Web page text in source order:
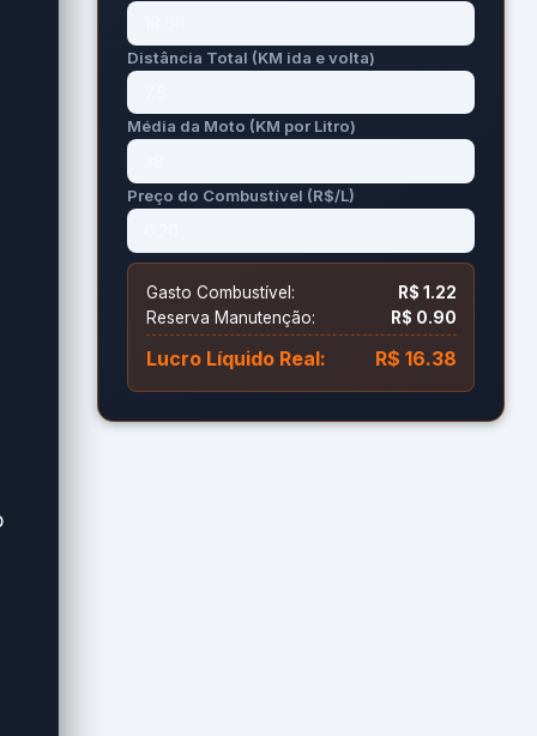
Distância Total (KM ida e volta)
Média da Moto (KM por Litro)
Preço do Combustível (R$/L)
Gasto Combustível:
R$ 1.22
Reserva Manutenção:
R$ 0.90
Lucro Líquido Real: R$ 16.38